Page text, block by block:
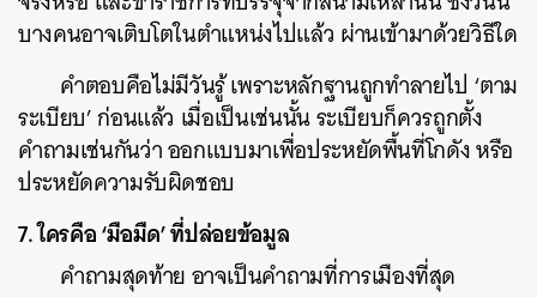
บางคนอาจเติบโตในตำแหน่งไปแล้ว ผ่านเข้ามาด้วยวิธีใด
คำตอบคือไม่มีวันรู้ เพราะหลักฐานถูกทำลายไป ‘ตาม
ระเบียบ’ ก่อนแล้ว เมื่อเป็นเช่นนั้น ระเบียบก็ควรถูกตั้ง
คำถามเช่นกันว่า ออกแบบมาเพื่อประหยัดพื้นที่โกดัง หรือ
ประหยัดความรับผิดชอบ
7. ใครคือ ‘มือมืด’ ที่ปล่อยข้อมูล
คำถามสุดท้าย อาจเป็นคำถามที่การเมืองที่สุด